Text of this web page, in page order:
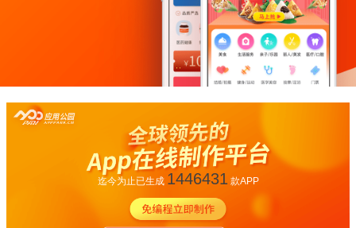
迄今为止已生成 1446431款APP